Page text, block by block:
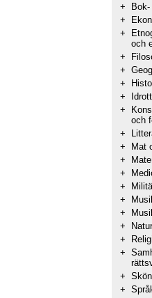
+
+
+
och
+
+
+
+
+
och
+
+
Mat
+
+
+
+
+
+
+
+
+
+